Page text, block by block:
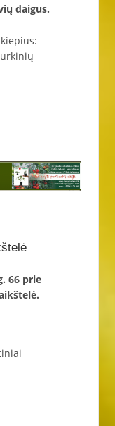
daigus.
66 prie